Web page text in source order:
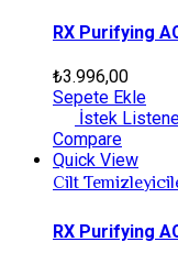
RX Purifying
₺3.996,00
Sepete Ekle
İstek
Compare
Quick View
Cilt
RX Purifying